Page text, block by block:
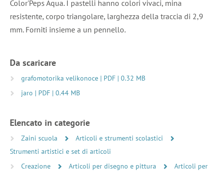
Color'Peps Aqua. I pastelli hanno colori vivaci, mina
resistente, corpo triangolare, larghezza della traccia di 2,9
mm. Forniti insieme a un pennello.
Da scaricare
grafomotorika velikonoce | PDF | 0.32 MB
jaro | PDF | 0.44 MB
Elencato in categorie
Zaini scuola
Articoli e strumenti scolastici
Strumenti artistici e set di articoli
Creazione
Articoli per disegno e pittura
Articoli per